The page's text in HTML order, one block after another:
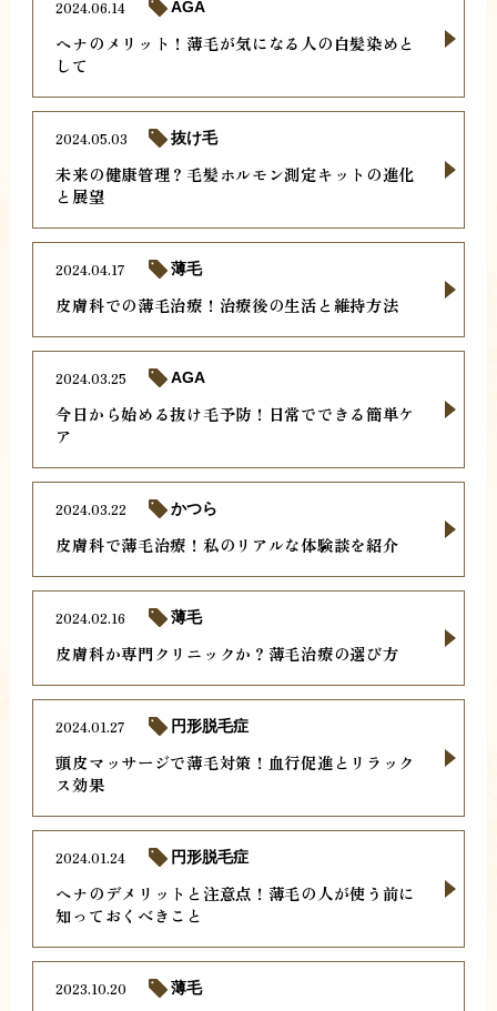
ヘナのメリット！薄毛が気になる人の白髪染めと
して
2024.06.14 AGA
未来の健康管理？毛髪ホルモン測定キットの進化
と展望
2024.05.03 抜け毛
皮膚科での薄毛治療！治療後の生活と維持方法
2024.04.17 薄毛
今日から始める抜け毛予防！日常でできる簡単ケ
ア
2024.03.25 AGA
皮膚科で薄毛治療！私のリアルな体験談を紹介
2024.03.22 かつら
皮膚科か専門クリニックか？薄毛治療の選び方
2024.02.16 薄毛
頭皮マッサージで薄毛対策！血行促進とリラック
ス効果
2024.01.27 円形脱毛症
ヘナのデメリットと注意点！薄毛の人が使う前に
知っておくべきこと
2024.01.24 円形脱毛症
2023.10.20 薄毛